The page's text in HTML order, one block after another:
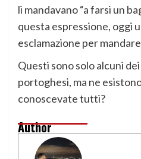
li mandavano “a farsi un
questa espressione, oggi
esclamazione per
Questi sono solo alcuni
portoghesi, ma ne
conoscevate tutti?
Author